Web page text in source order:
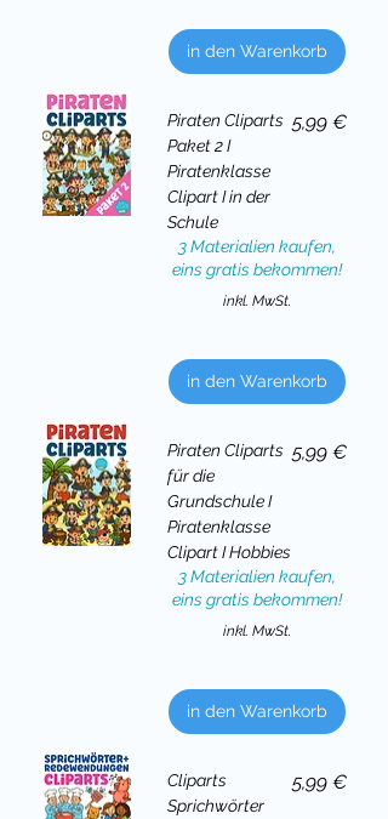
in den Warenkorb
Piraten Cliparts
Paket 2 I
Piratenklasse
Clipart I in der
Schule
Preis
5,99 €
3 Materialien kaufen,
eins gratis bekommen!
inkl. MwSt.
in den Warenkorb
Piraten Cliparts
für die
Grundschule I
Piratenklasse
Clipart I Hobbies
Preis
5,99 €
3 Materialien kaufen,
eins gratis bekommen!
inkl. MwSt.
in den Warenkorb
Cliparts
Sprichwörter
Preis
5,99 €